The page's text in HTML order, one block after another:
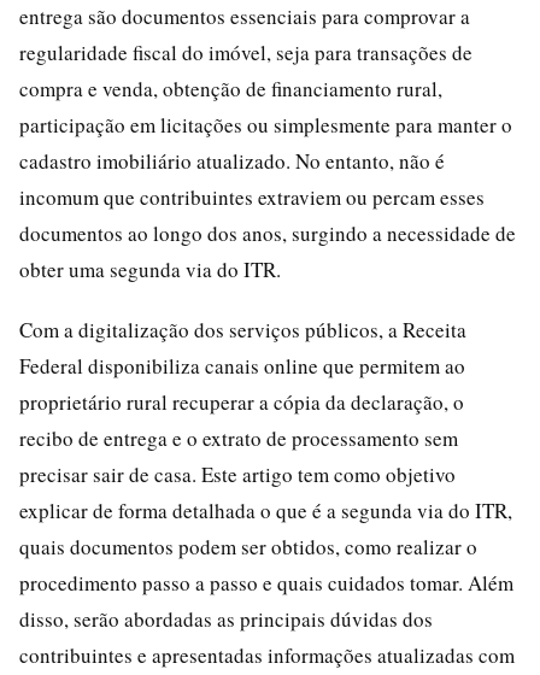
entrega são documentos essenciais para comprovar a
regularidade fiscal do imóvel, seja para transações de
compra e venda, obtenção de financiamento rural,
participação em licitações ou simplesmente para manter o
cadastro imobiliário atualizado. No entanto, não é
incomum que contribuintes extraviem ou percam esses
documentos ao longo dos anos, surgindo a necessidade de
obter uma segunda via do ITR.
Com a digitalização dos serviços públicos, a Receita
Federal disponibiliza canais online que permitem ao
proprietário rural recuperar a cópia da declaração, o
recibo de entrega e o extrato de processamento sem
precisar sair de casa. Este artigo tem como objetivo
explicar de forma detalhada o que é a segunda via do ITR,
quais documentos podem ser obtidos, como realizar o
procedimento passo a passo e quais cuidados tomar. Além
disso, serão abordadas as principais dúvidas dos
contribuintes e apresentadas informações atualizadas com